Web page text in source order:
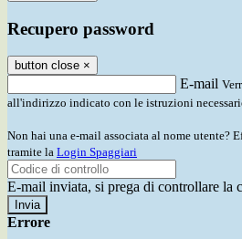
Recupero password
button close ×
E-mail
all'indirizzo indicato con le istruzioni
Non hai una e-mail associata al nome utente?
tramite la Login Spaggiari
E-mail inviata, si prega di controllare la
Errore